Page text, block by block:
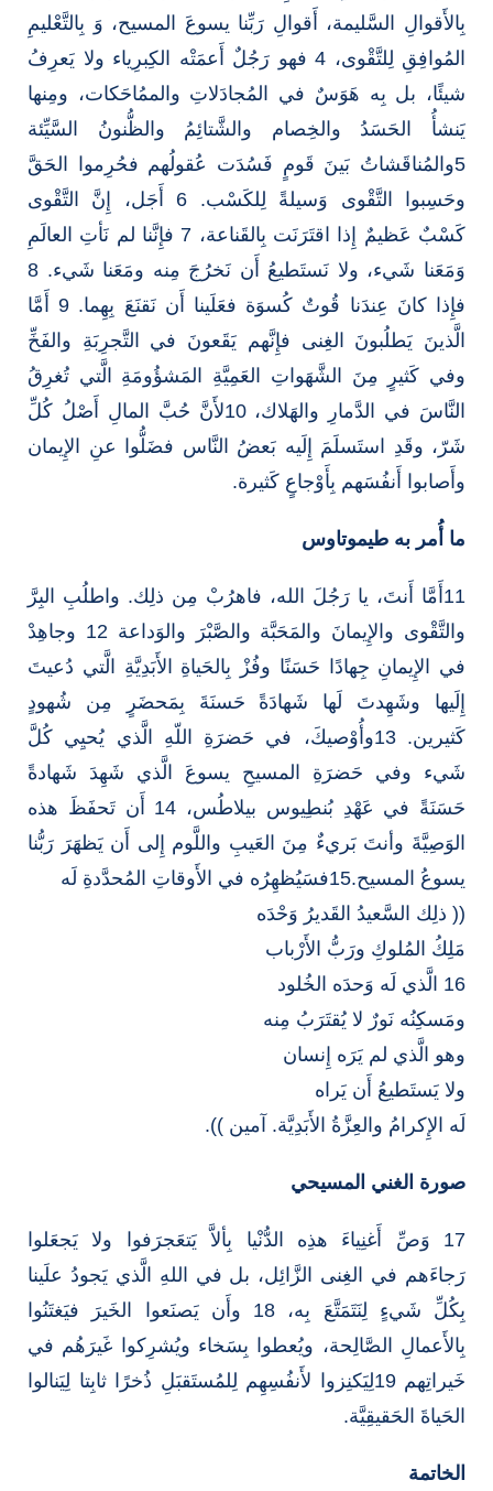
بِالأَقوالِ السَّليمة، أَقوالِ رَبِّنا يسوعَ المسيح، وَ بِالتَّعْليمِ
المُوافِقِ لِلتَّقْوى، 4 فهو رَجُلٌ أَعمَتْه الكِبرِياء ولا يَعرِفُ
شيئًا، بل بِه هَوَسٌ في المُجادَلاتِ والممُاحَكات، ومِنها
يَنشأُ الحَسَدُ والخِصام والشَّتائِمُ والظُّنونُ السَّيِّئة
5والمُناقَشاتُ بَينَ قَومٍ فَسُدَت عُقولُهم فحُرِموا الحَقَّ
وحَسِبوا التَّقْوى وَسيلةً لِلكَسْب. 6 أَجَل، إِنَّ التَّقْوى
كَسْبٌ عَظيمٌ إِذا اقتَرَنَت بِالقَناعة، 7 فإِنَّنا لم نَأتِ العالَمِ
وَمَعَنا شَيء، ولا نَستَطيعُ أَن نَخرُجَ مِنه ومَعَنا شَيء. 8
فإِذا كانَ عِندَنا قُوتٌ كُسوَة فعَلَينا أَن نَقنَعَ بِهِما. 9 أَمَّا
الَّذينَ يَطلُبونَ الغِنى فإِنَّهم يَقَعونَ في التَّجرِبَةِ والفَخِّ
وفي كَثيرٍ مِنَ الشَّهَواتِ العَمِيَّةِ المَشؤُومَةِ الَّتي تُغرِقُ
النَّاسَ في الدَّمارِ والهَلاك، 10لأَنَّ حُبَّ المالِ أَصْلُ كُلِّ
شَرّ، وقَدِ استَسلَمَ إِلَيه بَعضُ النَّاس فضَلُّوا عنِ الإِيمان
وأَصابوا أَنفُسَهم بِأَوْجاعٍ كَثيرة.
ما أُمر به طيموتاوس
11أَمَّا أَنتَ، يا رَجُلَ الله، فاهرُبْ مِن ذلِك. واطلُبِ البِرَّ
والتَّقْوى والإِيمانَ والمَحَبَّة والصَّبْرَ والوَداعة 12 وجاهِدْ
في الإِيمانِ جِهادًا حَسَنًا وفُزْ بِالحَياةِ الأَبَدِيَّةِ الَّتي دُعيتَ
إِلَيها وشَهِدتَ لَها شَهادَةً حَسنَةَ بِمَحضَرٍ مِن شُهودٍ
كَثيرين. 13وأُوْصيكَ، في حَضرَةِ اللّهِ الَّذي يُحيِي كُلَّ
شَيء وفي حَضرَةِ المسيحِ يسوعَ الَّذي شَهِدَ شَهادةً
حَسَنَةً في عَهْدِ بُنطِيوس بيلاطُس، 14 أَن تَحفَظَ هذه
الوَصِيَّةَ وأنتَ بَريءٌ مِنَ العَيبِ واللَّوم إِلى أَن يَظهَرَ رَبُّنا
يسوعُ المسيح.15فسَيُظهِرُه في الأَوقاتِ المُحدَّدةِ لَه
(( ذلِك السَّعيدُ القَديرُ وَحْدَه
مَلِكُ المُلوكِ ورَبُّ الأَرْباب
16 الَّذي لَه وَحدَه الخُلود
ومَسكِنُه نَورٌ لا يُقتَرَبُ مِنه
وهو الَّذي لم يَرَه إِنسان
ولا يَستَطيعُ أَن يَراه
لَه الإِكرامُ والعِزَّةُ الأَبَدِيَّة. آمين )).
صورة الغني المسيحي
17 وَصِّ أَغنِياءَ هذِه الدُّنْيا بِألاَّ يَتعَجرَفوا ولا يَجعَلوا
رَجاءَهم في الغِنى الزَّائِل، بل في اللهِ الَّذي يَجودُ علَينا
بِكُلِّ شَيءٍ لِنَتَمَتَّعَ بِه، 18 وأَن يَصنَعوا الخَيرَ فيَغتَنُوا
بِالأَعمالِ الصَّالِحة، ويُعطوا بِسَخاء ويُشرِكوا غَيرَهُم في
خَيراتِهم 19لِيَكنِزوا لأَنفُسِهِم لِلمُستَقبَلِ ذُخرًا ثابِتا لِيَنالوا
الحَياةَ الحَقيقِيَّة.
الخاتمة